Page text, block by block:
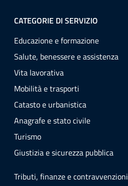
CATEGORIE DI SERVIZIO
Educazione e formazione
Salute, benessere e assistenza
Vita lavorativa
Mobilità e trasporti
Catasto e urbanistica
Anagrafe e stato civile
Turismo
Giustizia e sicurezza pubblica
Tributi, finanze e contravvenzioni